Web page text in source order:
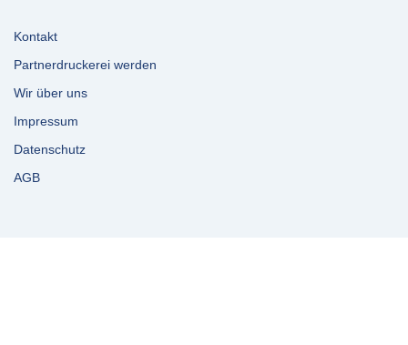
Kontakt
Partnerdruckerei werden
Wir über uns
Impressum
Datenschutz
AGB